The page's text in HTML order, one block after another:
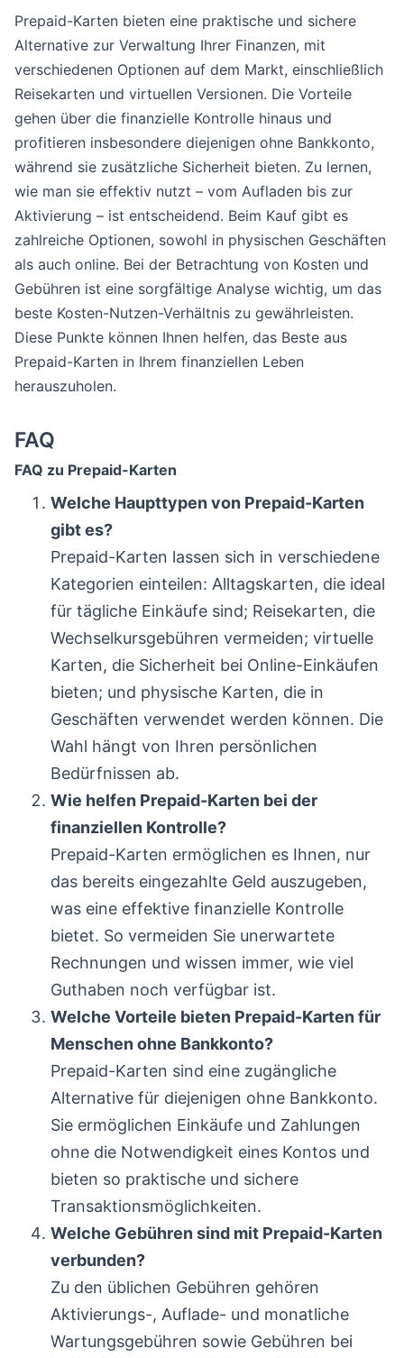
Prepaid-Karten bieten eine praktische und sichere
Alternative zur Verwaltung Ihrer Finanzen, mit
verschiedenen Optionen auf dem Markt, einschließlich
Reisekarten und virtuellen Versionen. Die Vorteile
gehen über die finanzielle Kontrolle hinaus und
profitieren insbesondere diejenigen ohne Bankkonto,
während sie zusätzliche Sicherheit bieten. Zu lernen,
wie man sie effektiv nutzt – vom Aufladen bis zur
Aktivierung – ist entscheidend. Beim Kauf gibt es
zahlreiche Optionen, sowohl in physischen Geschäften
als auch online. Bei der Betrachtung von Kosten und
Gebühren ist eine sorgfältige Analyse wichtig, um das
beste Kosten-Nutzen-Verhältnis zu gewährleisten.
Diese Punkte können Ihnen helfen, das Beste aus
Prepaid-Karten in Ihrem finanziellen Leben
herauszuholen.
FAQ
FAQ zu Prepaid-Karten
Welche Haupttypen von Prepaid-Karten
gibt es?
Prepaid-Karten lassen sich in verschiedene
Kategorien einteilen: Alltagskarten, die ideal
für tägliche Einkäufe sind; Reisekarten, die
Wechselkursgebühren vermeiden; virtuelle
Karten, die Sicherheit bei Online-Einkäufen
bieten; und physische Karten, die in
Geschäften verwendet werden können. Die
Wahl hängt von Ihren persönlichen
Bedürfnissen ab.
Wie helfen Prepaid-Karten bei der
finanziellen Kontrolle?
Prepaid-Karten ermöglichen es Ihnen, nur
das bereits eingezahlte Geld auszugeben,
was eine effektive finanzielle Kontrolle
bietet. So vermeiden Sie unerwartete
Rechnungen und wissen immer, wie viel
Guthaben noch verfügbar ist.
Welche Vorteile bieten Prepaid-Karten für
Menschen ohne Bankkonto?
Prepaid-Karten sind eine zugängliche
Alternative für diejenigen ohne Bankkonto.
Sie ermöglichen Einkäufe und Zahlungen
ohne die Notwendigkeit eines Kontos und
bieten so praktische und sichere
Transaktionsmöglichkeiten.
Welche Gebühren sind mit Prepaid-Karten
verbunden?
Zu den üblichen Gebühren gehören
Aktivierungs-, Auflade- und monatliche
Wartungsgebühren sowie Gebühren bei